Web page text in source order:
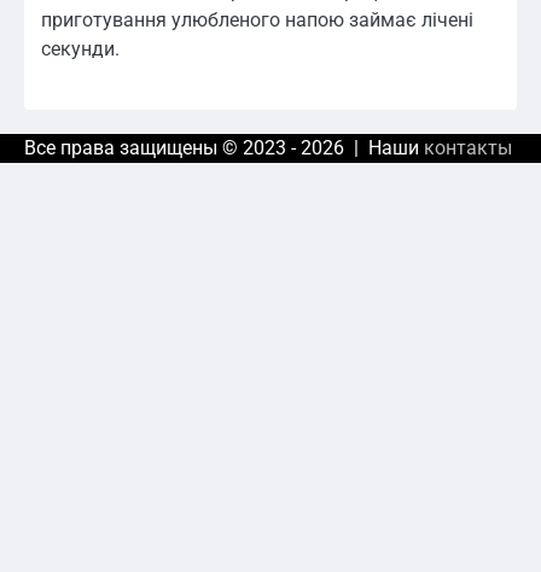
приготування улюбленого напою займає лічені
секунди.
Все права защищены © 2023 - 2026 | Наши контакты